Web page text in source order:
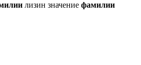
лизин значение фамилии